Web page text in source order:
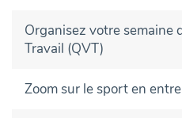
Organisez votre semaine
Travail (QVT)
Zoom sur le sport en